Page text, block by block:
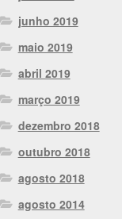
junho 2019
maio 2019
abril 2019
março 2019
dezembro 2018
outubro 2018
agosto 2018
agosto 2014